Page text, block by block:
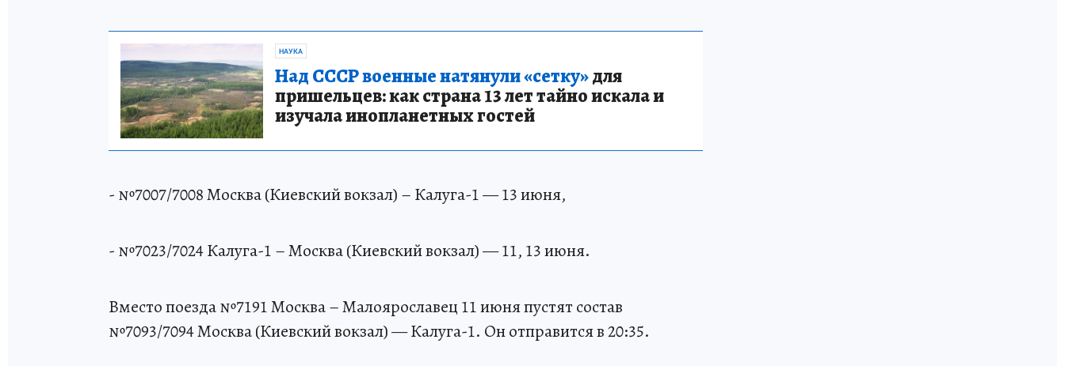
НАУКА
Над СССР военные натянули «сетку»для
пришельцев: как страна 13 лет тайно искала и
изучала инопланетных гостей
- №7007/7008 Москва (Киевский вокзал) – Калуга-1 — 13 июня,
- №7023/7024 Калуга-1 – Москва (Киевский вокзал) — 11, 13 июня.
Вместо поезда №7191 Москва – Малоярославец 11 июня пустят состав
№7093/7094 Москва (Киевский вокзал) — Калуга-1. Он отправится в 20:35.